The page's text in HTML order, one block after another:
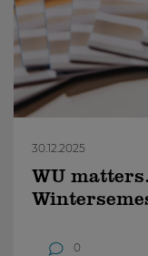
30.12.2025
WU
0